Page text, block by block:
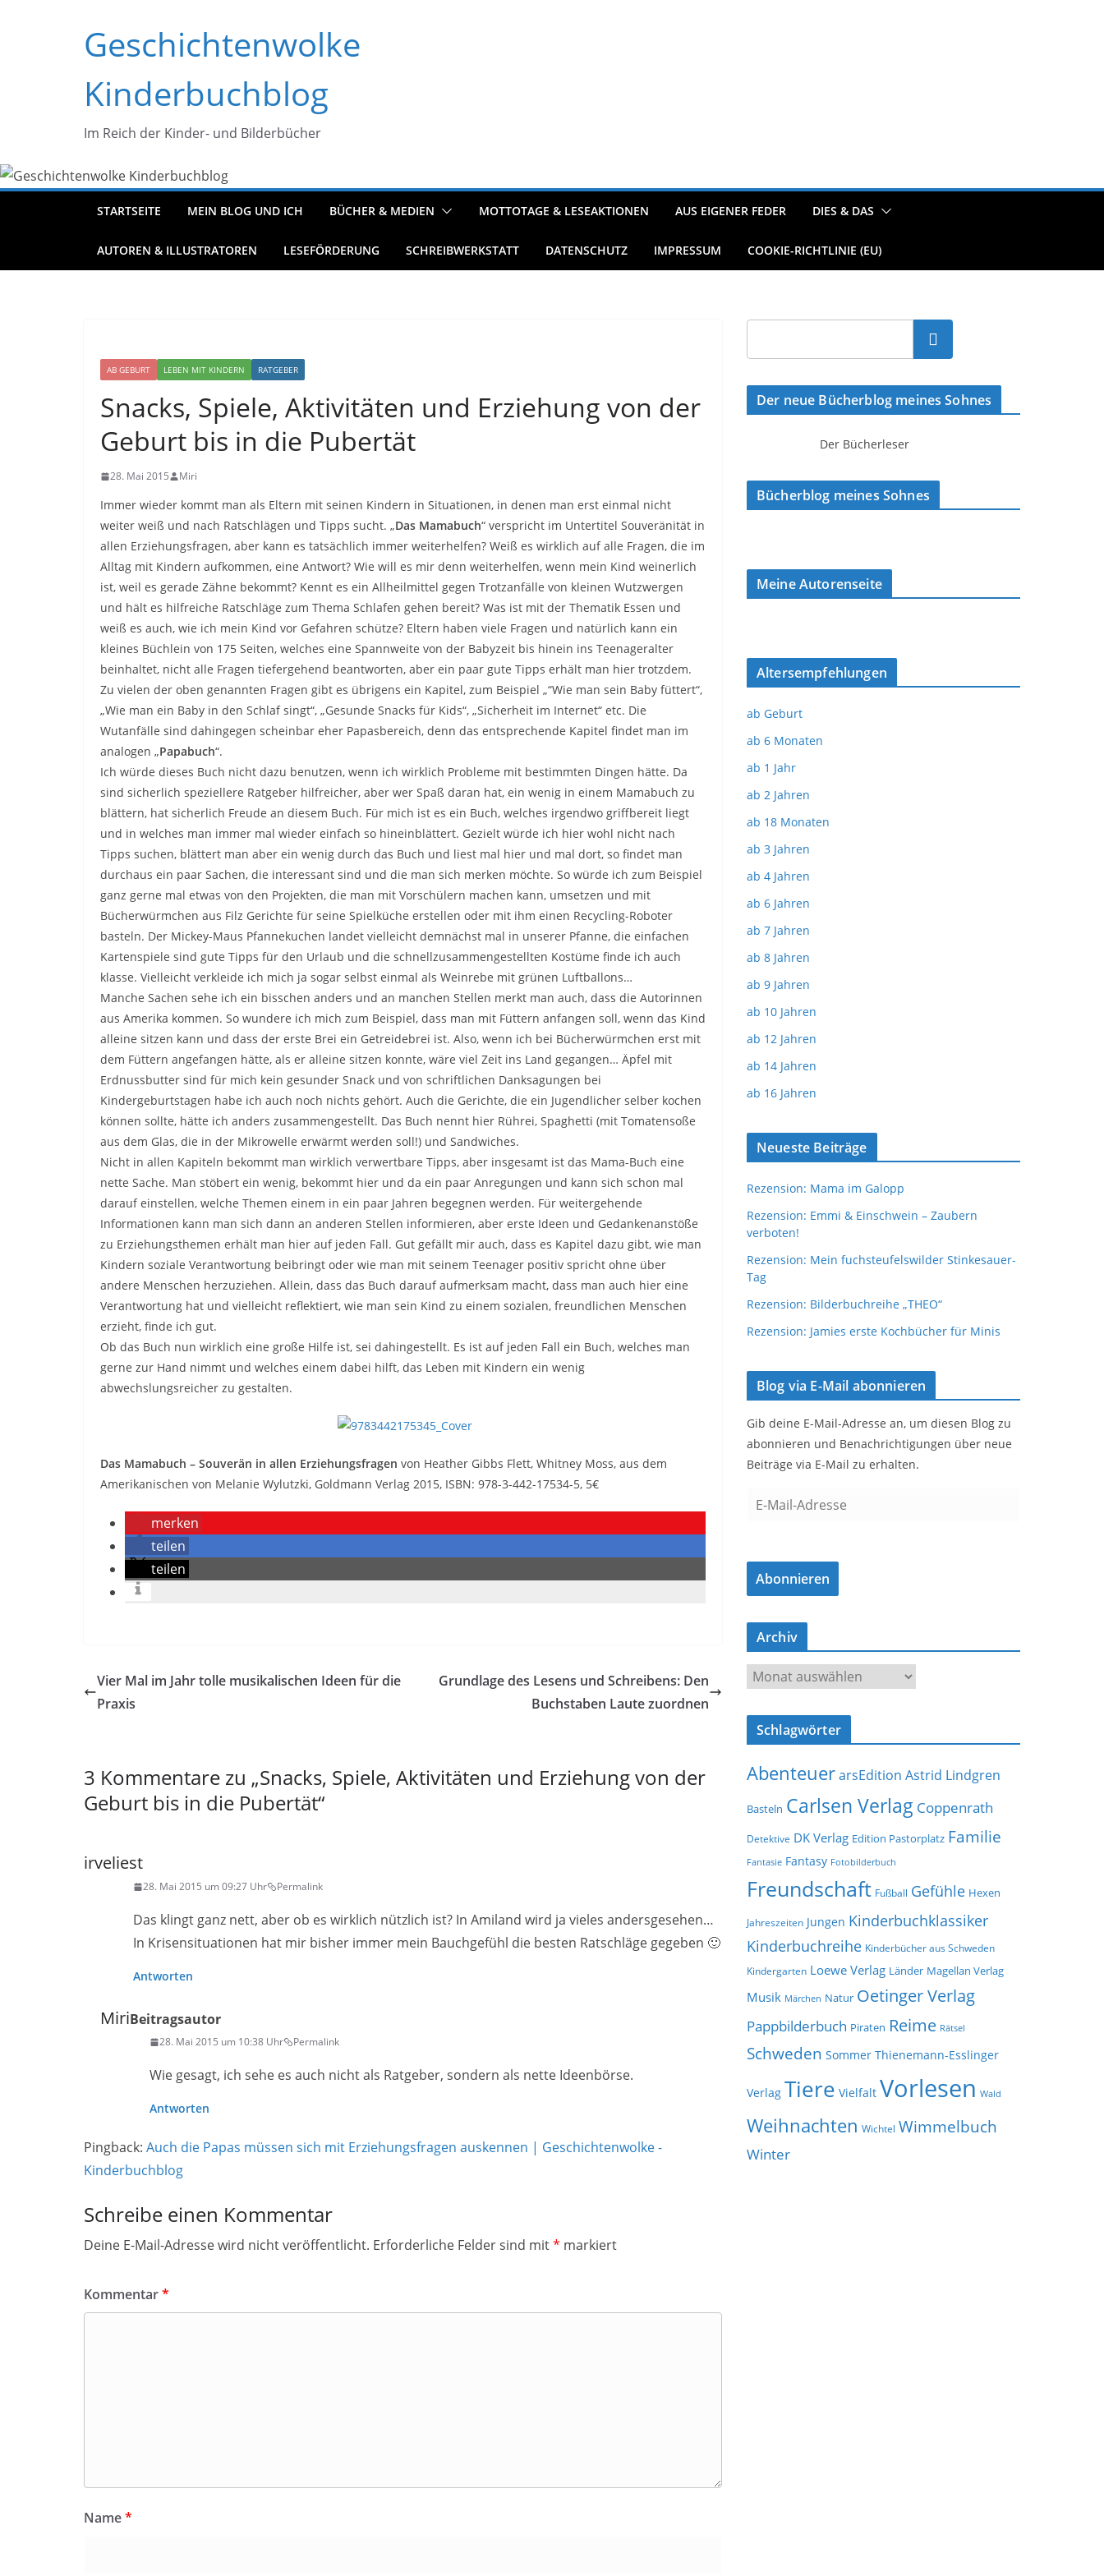
Geschichtenwolke
Kinderbuchblog
Im Reich der Kinder- und Bilderbücher
STARTSEITE MEIN BLOG UND ICH BÜCHER & MEDIEN MOTTOTAGE & LESEAKTIONEN AUS EIGENER FEDER DIES & DAS
AUTOREN & ILLUSTRATOREN LESEFÖRDERUNG SCHREIBWERKSTATT DATENSCHUTZ IMPRESSUM COOKIE-RICHTLINIE (EU)
AB GEBURT LEBEN MIT KINDERN RATGEBER
Snacks, Spiele, Aktivitäten und Erziehung von der
Geburt bis in die Pubertät
28. Mai 2015 Miri
Immer wieder kommt man als Eltern mit seinen Kindern in Situationen, in denen man erst einmal nicht
weiter weiß und nach Ratschlägen und Tipps sucht. „Das Mamabuch“ verspricht im Untertitel Souveränität in
allen Erziehungsfragen, aber kann es tatsächlich immer weiterhelfen? Weiß es wirklich auf alle Fragen, die im
Alltag mit Kindern aufkommen, eine Antwort? Wie will es mir denn weiterhelfen, wenn mein Kind weinerlich
ist, weil es gerade Zähne bekommt? Kennt es ein Allheilmittel gegen Trotzanfälle von kleinen Wutzwergen
und hält es hilfreiche Ratschläge zum Thema Schlafen gehen bereit? Was ist mit der Thematik Essen und
weiß es auch, wie ich mein Kind vor Gefahren schütze? Eltern haben viele Fragen und natürlich kann ein
kleines Büchlein von 175 Seiten, welches eine Spannweite von der Babyzeit bis hinein ins Teenageralter
beinhaltet, nicht alle Fragen tiefergehend beantworten, aber ein paar gute Tipps erhält man hier trotzdem.
Zu vielen der oben genannten Fragen gibt es übrigens ein Kapitel, zum Beispiel „“Wie man sein Baby füttert“,
„Wie man ein Baby in den Schlaf singt“, „Gesunde Snacks für Kids“, „Sicherheit im Internet“ etc. Die
Wutanfälle sind dahingegen scheinbar eher Papasbereich, denn das entsprechende Kapitel findet man im
analogen „Papabuch“.
Ich würde dieses Buch nicht dazu benutzen, wenn ich wirklich Probleme mit bestimmten Dingen hätte. Da
sind sicherlich speziellere Ratgeber hilfreicher, aber wer Spaß daran hat, ein wenig in einem Mamabuch zu
blättern, hat sicherlich Freude an diesem Buch. Für mich ist es ein Buch, welches irgendwo griffbereit liegt
und in welches man immer mal wieder einfach so hineinblättert. Gezielt würde ich hier wohl nicht nach
Tipps suchen, blättert man aber ein wenig durch das Buch und liest mal hier und mal dort, so findet man
durchaus ein paar Sachen, die interessant sind und die man sich merken möchte. So würde ich zum Beispiel
ganz gerne mal etwas von den Projekten, die man mit Vorschülern machen kann, umsetzen und mit
Bücherwürmchen aus Filz Gerichte für seine Spielküche erstellen oder mit ihm einen Recycling-Roboter
basteln. Der Mickey-Maus Pfannekuchen landet vielleicht demnächst mal in unserer Pfanne, die einfachen
Kartenspiele sind gute Tipps für den Urlaub und die schnellzusammengestellten Kostüme finde ich auch
klasse. Vielleicht verkleide ich mich ja sogar selbst einmal als Weinrebe mit grünen Luftballons…
Manche Sachen sehe ich ein bisschen anders und an manchen Stellen merkt man auch, dass die Autorinnen
aus Amerika kommen. So wundere ich mich zum Beispiel, dass man mit Füttern anfangen soll, wenn das Kind
alleine sitzen kann und dass der erste Brei ein Getreidebrei ist. Also, wenn ich bei Bücherwürmchen erst mit
dem Füttern angefangen hätte, als er alleine sitzen konnte, wäre viel Zeit ins Land gegangen… Äpfel mit
Erdnussbutter sind für mich kein gesunder Snack und von schriftlichen Danksagungen bei
Kindergeburtstagen habe ich auch noch nichts gehört. Auch die Gerichte, die ein Jugendlicher selber kochen
können sollte, hätte ich anders zusammengestellt. Das Buch nennt hier Rührei, Spaghetti (mit Tomatensoße
aus dem Glas, die in der Mikrowelle erwärmt werden soll!) und Sandwiches.
Nicht in allen Kapiteln bekommt man wirklich verwertbare Tipps, aber insgesamt ist das Mama-Buch eine
nette Sache. Man stöbert ein wenig, bekommt hier und da ein paar Anregungen und kann sich schon mal
darauf einstellen, welche Themen einem in ein paar Jahren begegnen werden. Für weitergehende
Informationen kann man sich dann an anderen Stellen informieren, aber erste Ideen und Gedankenanstöße
zu Erziehungsthemen erhält man hier auf jeden Fall. Gut gefällt mir auch, dass es Kapitel dazu gibt, wie man
Kindern soziale Verantwortung beibringt oder wie man mit seinem Teenager positiv spricht ohne über
andere Menschen herzuziehen. Allein, dass das Buch darauf aufmerksam macht, dass man auch hier eine
Verantwortung hat und vielleicht reflektiert, wie man sein Kind zu einem sozialen, freundlichen Menschen
erzieht, finde ich gut.
Ob das Buch nun wirklich eine große Hilfe ist, sei dahingestellt. Es ist auf jeden Fall ein Buch, welches man
gerne zur Hand nimmt und welches einem dabei hilft, das Leben mit Kindern ein wenig
abwechslungsreicher zu gestalten.
Das Mamabuch – Souverän in allen Erziehungsfragen von Heather Gibbs Flett, Whitney Moss, aus dem
Amerikanischen von Melanie Wylutzki, Goldmann Verlag 2015, ISBN: 978-3-442-17534-5, 5€
merken
teilen
teilen
Vier Mal im Jahr tolle musikalischen Ideen für die
Praxis
Grundlage des Lesens und Schreibens: Den
Buchstaben Laute zuordnen
3 Kommentare zu „Snacks, Spiele, Aktivitäten und Erziehung von der
Geburt bis in die Pubertät“
irveliest
28. Mai 2015 um 09:27 Uhr Permalink
Das klingt ganz nett, aber ob es wirklich nützlich ist? In Amiland wird ja vieles andersgesehen…
In Krisensituationen hat mir bisher immer mein Bauchgefühl die besten Ratschläge gegeben 🙂
Antworten
MiriBeitragsautor
28. Mai 2015 um 10:38 Uhr Permalink
Wie gesagt, ich sehe es auch nicht als Ratgeber, sondern als nette Ideenbörse.
Antworten
Pingback: Auch die Papas müssen sich mit Erziehungsfragen auskennen | Geschichtenwolke -
Kinderbuchblog
Schreibe einen Kommentar
Deine E-Mail-Adresse wird nicht veröffentlicht. Erforderliche Felder sind mit* markiert
Kommentar*
Name*
Suchen
Der neue Bücherblog meines Sohnes
Der Bücherleser
Bücherblog meines Sohnes
Meine Autorenseite
Altersempfehlungen
ab Geburt
ab 6 Monaten
ab 1 Jahr
ab 2 Jahren
ab 18 Monaten
ab 3 Jahren
ab 4 Jahren
ab 6 Jahren
ab 7 Jahren
ab 8 Jahren
ab 9 Jahren
ab 10 Jahren
ab 12 Jahren
ab 14 Jahren
ab 16 Jahren
Neueste Beiträge
Rezension: Mama im Galopp
Rezension: Emmi & Einschwein – Zaubern
verboten!
Rezension: Mein fuchsteufelswilder Stinkesauer-
Tag
Rezension: Bilderbuchreihe „THEO“
Rezension: Jamies erste Kochbücher für Minis
Blog via E-Mail abonnieren
Gib deine E-Mail-Adresse an, um diesen Blog zu
abonnieren und Benachrichtigungen über neue
Beiträge via E-Mail zu erhalten.
a
l
-
d
s
e
Abonnieren
Archiv
r
c
v
Schlagwörter
AbenteuerarsEdition Astrid Lindgren
Basteln Carlsen Verlag Coppenrath
Detektive DK Verlag Edition Pastorplatz Familie
Fantasie Fantasy Fotobilderbuch
Freundschaft Fußball Gefühle Hexen
Jahreszeiten Jungen Kinderbuchklassiker
Kinderbuchreihe Kinderbücher aus Schweden
Kindergarten Loewe Verlag Länder Magellan Verlag
Musik Märchen Natur Oetinger Verlag
Pappbilderbuch Piraten Reime Rätsel
Schweden Sommer Thienemann-Esslinger
Verlag Tiere Vielfalt Vorlesen Wald
Weihnachten Wichtel Wimmelbuch
Winter